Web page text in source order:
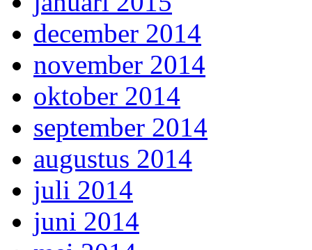
december 2014
november 2014
oktober 2014
september 2014
augustus 2014
juli 2014
juni 2014